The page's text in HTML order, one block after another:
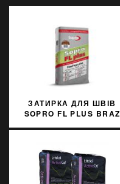
ЗАТИРКА ДЛЯ ШВІВ
SOPRO FL PLUS BRAZ